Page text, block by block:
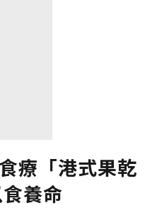
療「港式果乾
養命